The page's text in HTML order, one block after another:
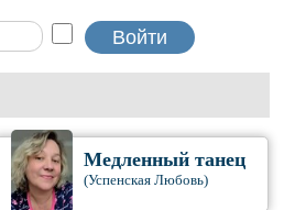
Медленный танец
(Успенская Любовь)